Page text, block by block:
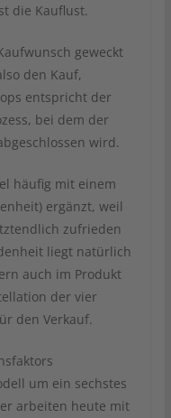
die Kauflust.
geweckt
den Kauf,
entspricht der
bei dem der
wird.
häufig mit einem
ergänzt, weil
zufrieden
liegt natürlich
auch im Produkt
der vier
den Verkauf.
um ein sechstes
arbeiten heute mit